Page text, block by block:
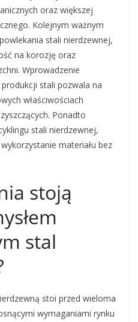
oraz większej
Kolejnym ważnym
stali nierdzewnej,
na korozję oraz
Wprowadzenie
stali pozwala na
właściwościach
Ponadto
stali nierdzewnej,
materiału bez
stoją
stal
stoi przed wieloma
wymaganiami rynku